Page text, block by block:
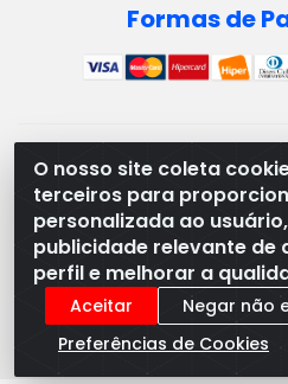
O nosso site coleta
terceiros para
personalizada ao
publicidade relevante de
perfil e melhorar a
Aceitar
Negar não
Preferências de Cookies
Formas de
REMA DISTRIBUIDORA E
LACTEOS LTDA - VIA DPI 6 QD 4
- MORRINHOS/GO -
03.369.186/